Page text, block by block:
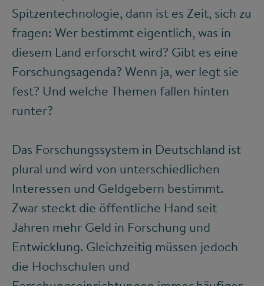
Spitzentechnologie, dann ist es Zeit, sich zu
fragen: Wer bestimmt eigentlich, was in
diesem Land erforscht wird? Gibt es eine
Forschungsagenda? Wenn ja, wer legt sie
fest? Und welche Themen fallen hinten
runter?
Das Forschungssystem in Deutschland ist
plural und wird von unterschiedlichen
Interessen und Geldgebern bestimmt.
Zwar steckt die öffentliche Hand seit
Jahren mehr Geld in Forschung und
Entwicklung. Gleichzeitig müssen jedoch
die Hochschulen und